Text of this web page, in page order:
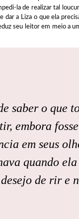
la de realizar tal
dar a Liza o que ela
seu leitor em meio a
saber o que
embora
em seus
quando
de rir e